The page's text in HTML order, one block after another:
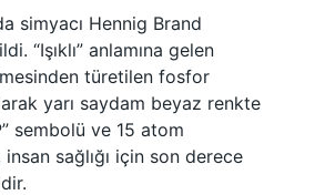
simyacı Hennig Brand
“Işıklı” anlamına gelen
türetilen fosfor
yarı saydam beyaz renkte
sembolü ve 15 atom
insan sağlığı için son derece